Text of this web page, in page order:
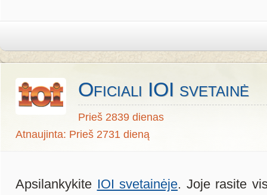
Oficiali IOI svetainė
Prieš 2839 dienas
Atnaujinta: Prieš 2731 dieną
Apsilankykite IOI svetainėje. Joje rasite